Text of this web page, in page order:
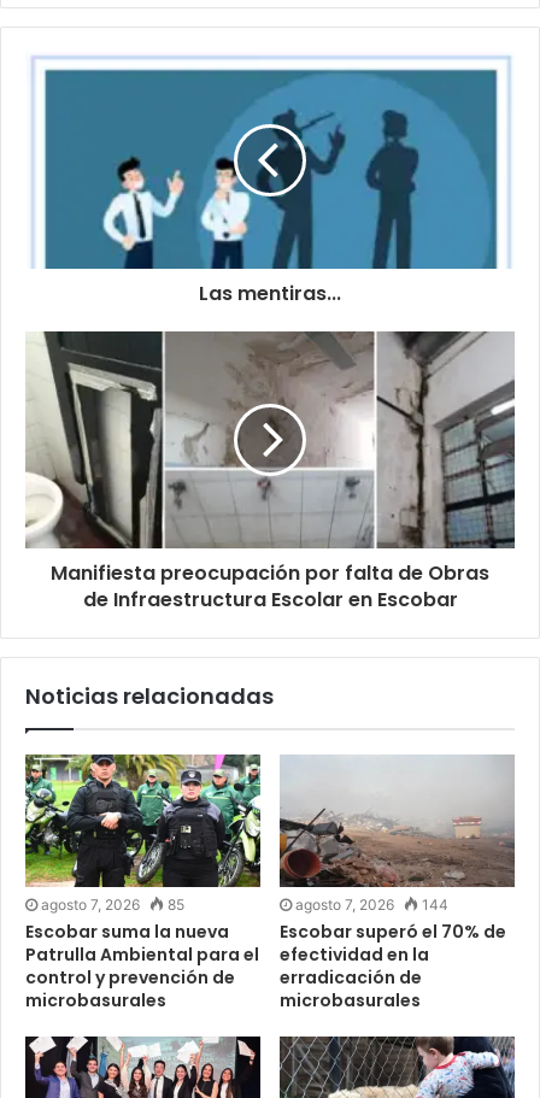
Las mentiras...
Manifiesta preocupación por falta de Obras
de Infraestructura Escolar en Escobar
Noticias relacionadas
agosto 7, 2026 85
Escobar suma la nueva
Patrulla Ambiental para el
control y prevención de
microbasurales
agosto 7, 2026 144
Escobar superó el 70% de
efectividad en la
erradicación de
microbasurales